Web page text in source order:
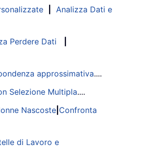
Analizza Dati e
Perdere Dati
approssimativa....
Selezione Multipla....
Nascoste Confronta
di Lavoro e